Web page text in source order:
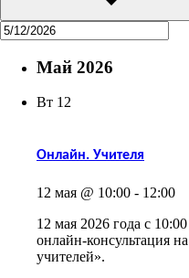
Май 2026
Вт 12
Онлайн. Учителя
12 мая @ 10:00 - 12:00
12 мая 2026 года с
онлайн-консультация
учителей».